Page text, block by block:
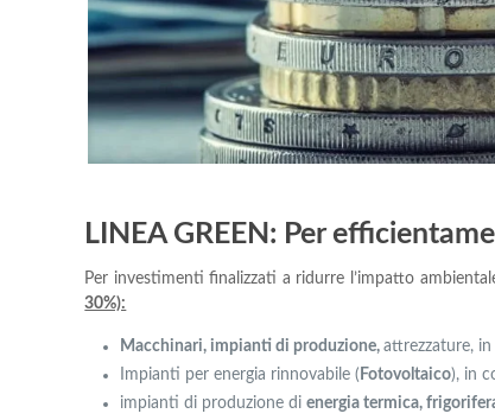
LINEA GREEN: Per
Per investimenti finalizzati a ridurre l’impatto
30%):
Macchinari, impianti di produzione,attrezzature,
Impianti per energia rinnovabile ( Fotovoltaico), in
impianti di produzione dienergia termica,